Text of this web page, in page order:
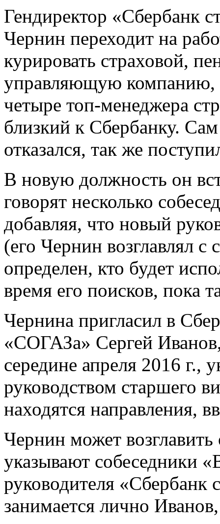
Гендиректор «Сбербанк
Чернин переходит на
курировать страховой,
управляющую компанию,
четыре топ-менеджера
близкий к Сбербанку.
отказался, так же
В новую должность он
говорят несколько
добавляя, что новый
(его Чернин возглавлял
определен, кто будет
время его поисков, пока
Чернина пригласил в
«СОГАЗа» Сергей
середине апреля 2016 г.,
руководством старшего
находятся направления,
Чернин может
указывают собеседники
руководителя «Сбербанк
занимается лично